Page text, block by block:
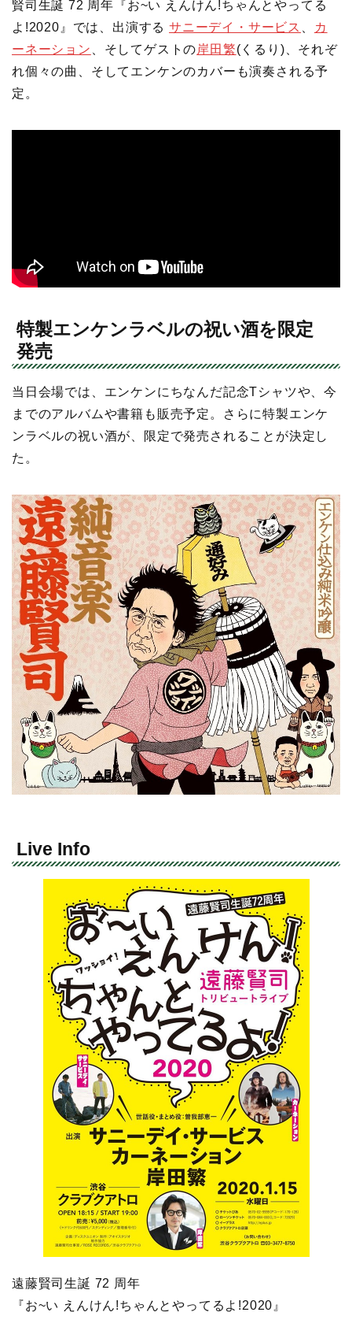
賢司生誕 72 周年『お~い えんけん!ちゃんとやってる
よ!2020』では、出演するサニーデイ・サービス
カ
ーネーション
、そしてゲストの岸田繁(くるり)、それぞ
れ個々の曲、そしてエンケンのカバーも演奏される予
定。
特製エンケンラベルの祝い酒を限定
発売
当日会場では、エンケンにちなんだ記念Tシャツや、今
までのアルバムや書籍も販売予定。さらに特製エンケ
ンラベルの祝い酒が、限定で発売されることが決定し
た。
Live Info
遠藤賢司生誕 72 周年
『お~い えんけん!ちゃんとやってるよ!2020』